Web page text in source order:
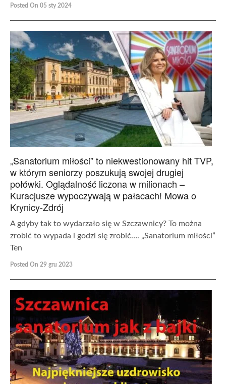
Posted On 05 sty 2024
„Sanatorium miłości” to niekwestionowany hit TVP,
w którym seniorzy poszukują swojej drugiej
połówki. Oglądalność liczona w milionach –
Kuracjusze wypoczywają w pałacach! Mowa o
Krynicy-Zdrój
A gdyby tak to wydarzało się w Szczawnicy? To można
zrobić to wypada i godzi się zrobić…. „Sanatorium miłości”
Ten
Posted On 29 gru 2023